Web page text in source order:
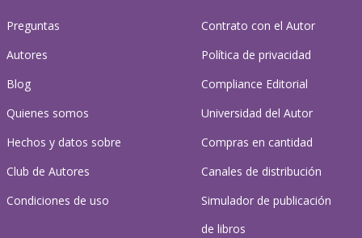
Preguntas
Autores
Blog
Quienes somos
Hechos y datos sobre
Club de Autores
Condiciones de uso
Contrato con el Autor
Política de privacidad
Compliance Editorial
Universidad del Autor
Compras en cantidad
Canales de distribución
Simulador de publicación
de libros